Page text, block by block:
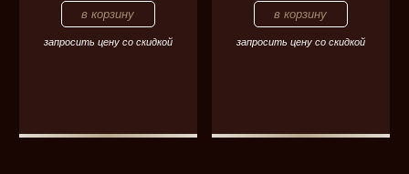
запросить цену со скидкой запросить цену со скидкой